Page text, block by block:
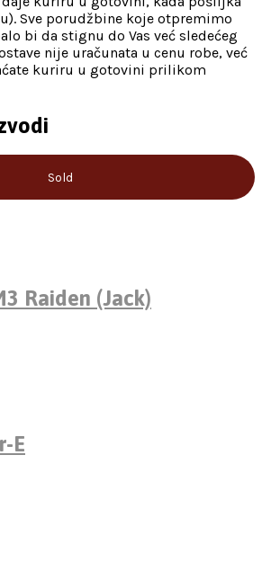
Sve porudžbine koje otpremimo
bi da stignu do Vas već sledećeg
nije uračunata u cenu robe, već
kuriru u gotovini prilikom
Sold
Raiden (Jack)
E